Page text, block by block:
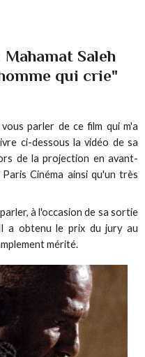
Saleh
qui crie"
parler de ce film qui m'a
ci-dessous la vidéo de sa
de la projection en avant-
Cinéma ainsi qu'un très
à l'occasion de sa sortie
a obtenu le prix du jury au
mérité.